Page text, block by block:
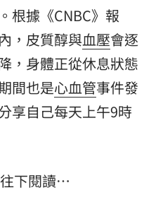
根據《CNBC》報
，皮質醇與血壓會逐
，身體正從休息狀態
間也是心血管事件發
享自己每天上午9時
下閱讀…